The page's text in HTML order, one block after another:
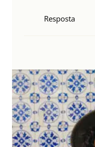
Resposta